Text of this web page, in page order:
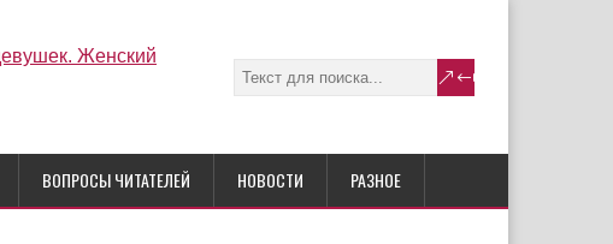
ВОПРОСЫ ЧИТАТЕЛЕЙ НОВОСТИ РАЗНОЕ